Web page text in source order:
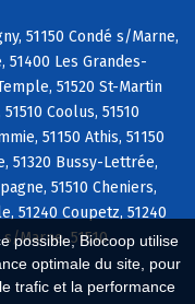
possible, Biocoop utilise
optimale du site, pour
trafic et la performance
51150 Condé s/Marne,
51400 Les Grandes-
51520 St-Martin
Coolus, 51510
51150 Athis, 51150
51320 Bussy-Lettrée,
51510 Cheniers,
51240 Coupetz, 51240
Marne, 51510